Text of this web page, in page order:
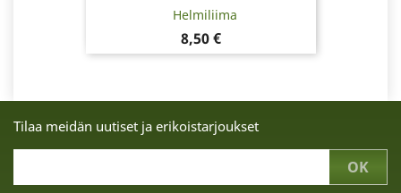
Helmiliima
Hinta
8,50 €
Tilaa meidän uutiset ja erikoistarjoukset